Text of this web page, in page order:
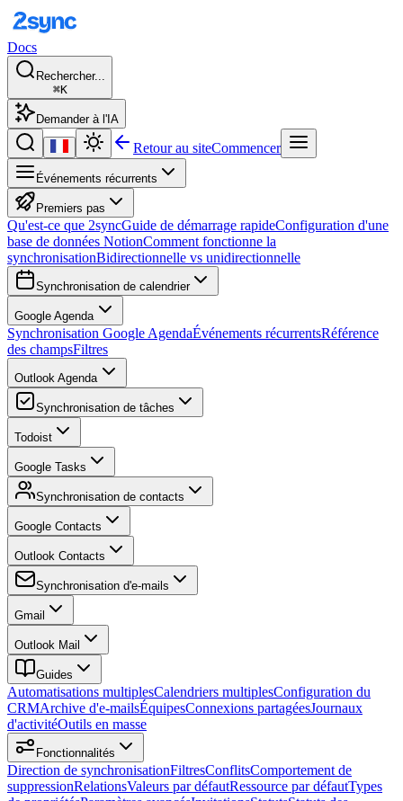
Docs
Rechercher...
⌘K
Demander à l'IA
Retour au siteCommencer
Événements récurrents
Premiers pas
Qu'est-ce que 2syncGuide de démarrage rapideConfiguration d'une
base de données NotionComment fonctionne la
synchronisationBidirectionnelle vs unidirectionnelle
Synchronisation de calendrier
Google Agenda
Synchronisation Google AgendaÉvénements récurrentsRéférence
des champsFiltres
Outlook Agenda
Synchronisation de tâches
Todoist
Google Tasks
Synchronisation de contacts
Google Contacts
Outlook Contacts
Synchronisation d'e-mails
Gmail
Outlook Mail
Guides
Automatisations multiplesCalendriers multiplesConfiguration du
CRMArchive d'e-mailsÉquipesConnexions partagéesJournaux
d'activitéOutils en masse
Fonctionnalités
Direction de synchronisationFiltresConflitsComportement de
suppressionRelationsValeurs par défautRessource par défautTypes